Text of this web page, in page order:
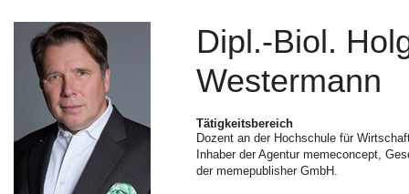
Dipl.-Biol.
Westermann
Tätigkeitsbereich
Dozent an der Hochschule für
Inhaber der Agentur memeconcept,
der memepublisher GmbH.